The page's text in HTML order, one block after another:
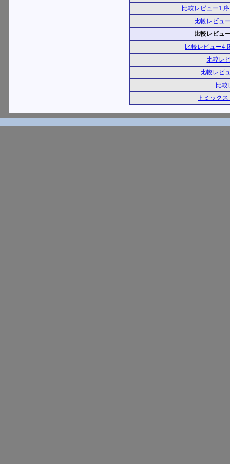
比較レビュー1
比較レビュ
比較レビュ
比較レビュー4
比較レ
比較レビ
比較
トミック